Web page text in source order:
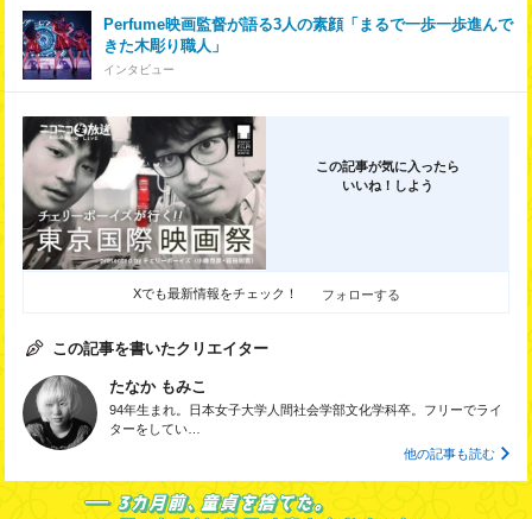
Perfume映画監督が語る3人の素顔「まるで一歩一歩進んで
きた木彫り職人」
インタビュー
この記事が気に入ったら
いいね！しよう
Xでも最新情報をチェック！ フォローする
この記事を書いたクリエイター
たなか もみこ
94年生まれ。日本女子大学人間社会学部文化学科卒。フリーでライ
ターをしてい…
他の記事も読む